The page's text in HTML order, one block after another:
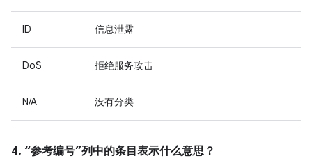
ID 信息泄露
DoS 拒绝服务攻击
N/A 没有分类
4. “参考编号”列中的条目表示什么意思？